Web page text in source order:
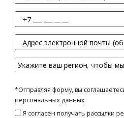
*Отправляя форму, вы
персональных данных
Я согласен получать рассылки